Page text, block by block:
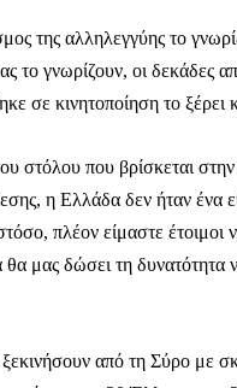
της αλληλεγγύης το
το γνωρίζουν, οι δεκάδες
σε κινητοποίηση το ξέρει
στόλου που βρίσκεται
η Ελλάδα δεν ήταν
πλέον είμαστε
μας δώσει τη δυνατότητα
από τη Σύρο με